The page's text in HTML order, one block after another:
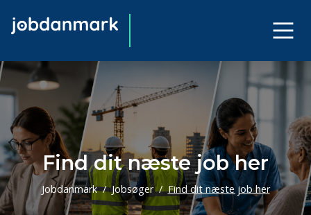
Find dit næste job her
Jobdanmark Jobsøger Find dit næste job her